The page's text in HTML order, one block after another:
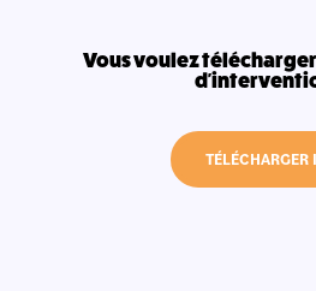
Vous voulez
TÉLÉCHARGER